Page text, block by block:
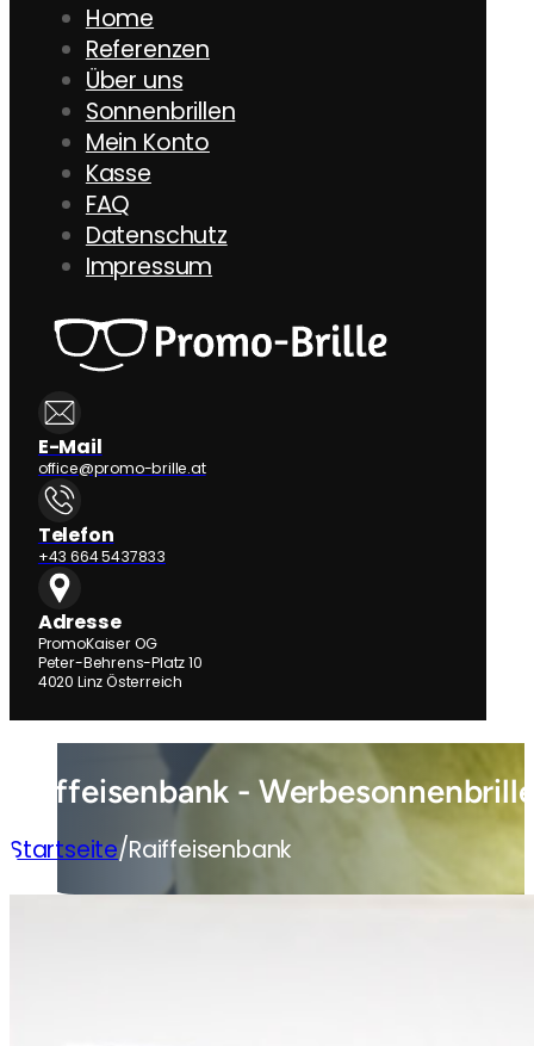
Home
Referenzen
Über uns
Sonnenbrillen
Mein Konto
Kasse
FAQ
Datenschutz
Impressum
E-Mail
office@promo-brille.at
Telefon
+43 664 5437833
Adresse
PromoKaiser OG
Peter-Behrens-Platz 10
4020 Linz Österreich
Raiffeisenbank -
Startseite/Raiffeisenbank